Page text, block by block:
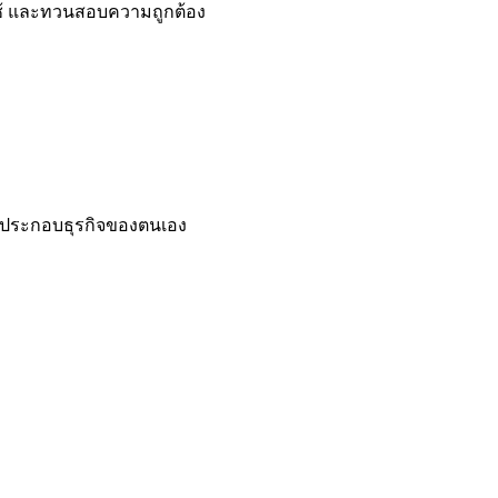
และทวนสอบความถูกต้อง
ะกอบธุรกิจของตนเอง